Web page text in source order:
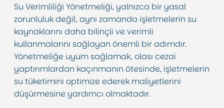
Su Verimliliği Yönetmeliği, yalnızca bir yasal
zorunluluk değil, aynı zamanda işletmelerin su
kaynaklarını daha bilinçli ve verimli
kullanmalarını sağlayan önemli bir adımdır.
Yönetmeliğe uyum sağlamak, olası cezai
yaptırımlardan kaçınmanın ötesinde, işletmelerin
su tüketimini optimize ederek maliyetlerini
düşürmesine yardımcı olmaktadır.